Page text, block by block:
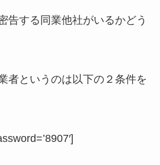
告する同業他社がいるかどう
者というのは以下の２条件を